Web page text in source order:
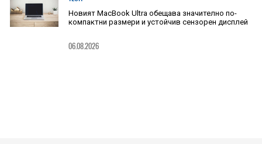
Новият MacBook Ultra обещава значително по-
компактни размери и устойчив сензорен дисплей
06.08.2026